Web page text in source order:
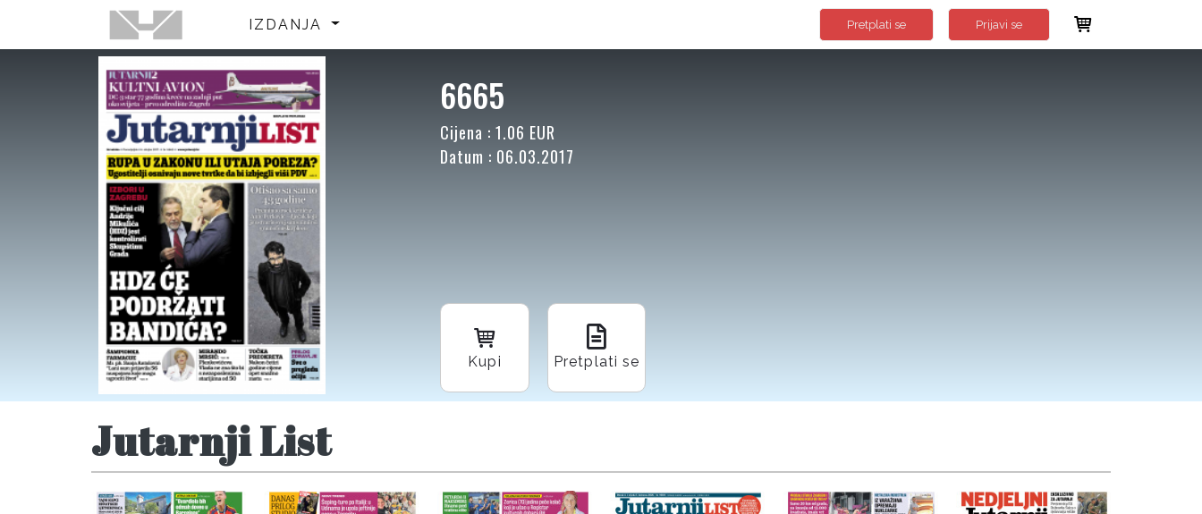
IZDANJA Pretplati se Prijavi se
6665
Cijena : 1.06 EUR
Datum : 06.03.2017
Kupi Pretplati se
Jutarnji List